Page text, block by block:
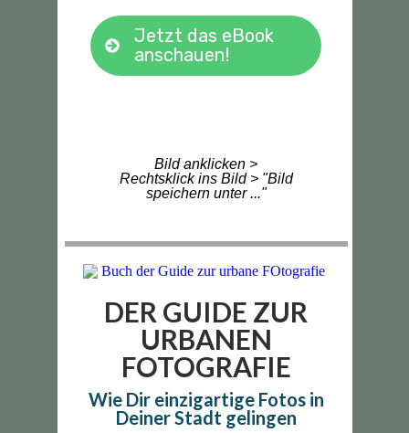
Jetzt das eBook
anschauen!
Bild anklicken >
Rechtsklick ins Bild > "Bild
speichern unter ..."
DER GUIDE ZUR
URBANEN
FOTOGRAFIE
Wie Dir einzigartige Fotos in
Deiner Stadt gelingen